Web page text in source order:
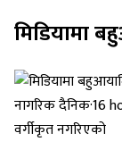
मिडियामा
नागरिक दैनिक·16
वर्गीकृत नगरिएको